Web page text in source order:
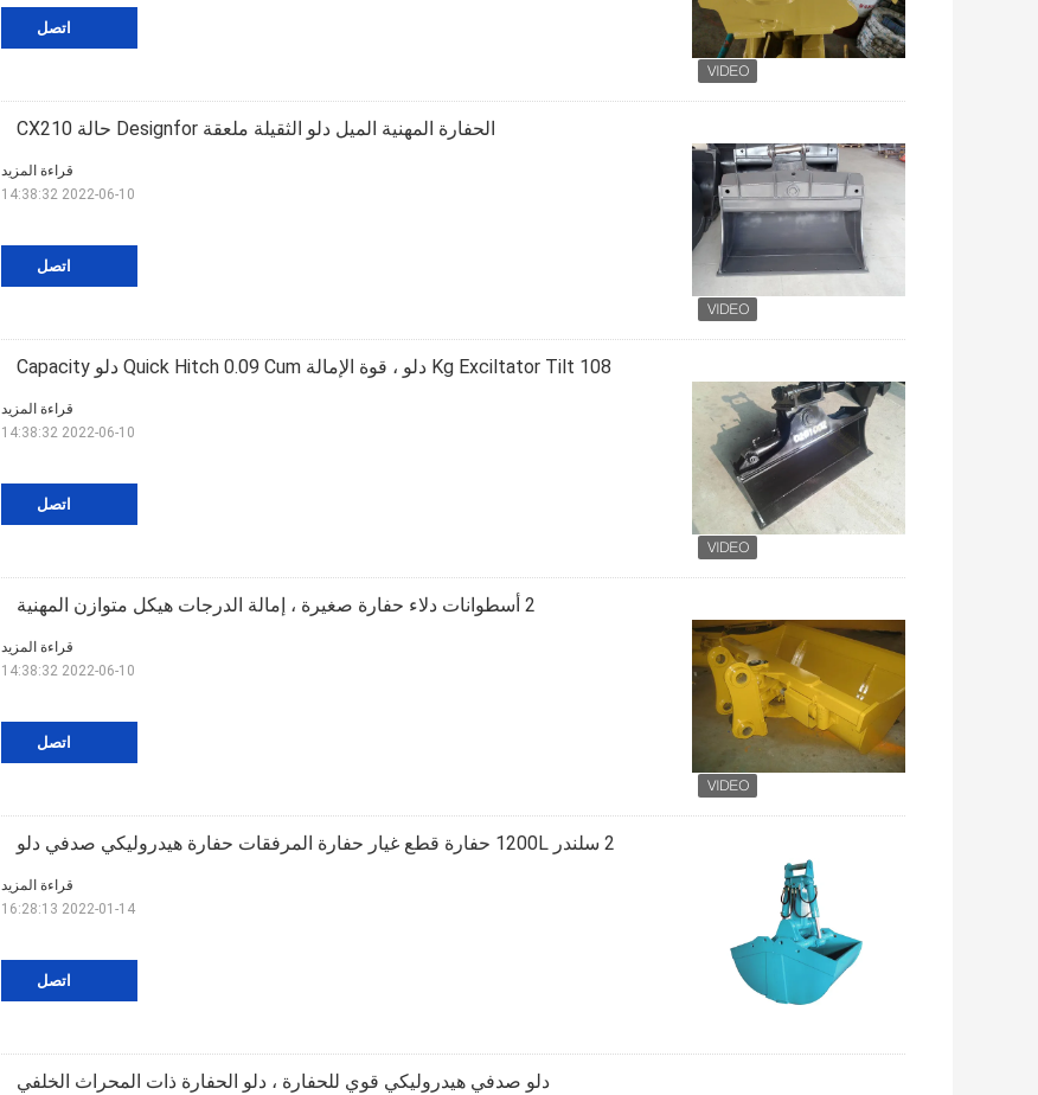
اتصل
الحفارة المهنية الميل دلو الثقيلة ملعقة Designfor حالة CX210
اتصل
قراءة المزيد
2022-06-10 14:38:32
108 Kg Exciltator Tilt دلو ، قوة الإمالة Quick Hitch 0.09 Cum دلو Capacity
اتصل
قراءة المزيد
2022-06-10 14:38:32
2 أسطوانات دلاء حفارة صغيرة ، إمالة الدرجات هيكل متوازن المهنية
اتصل
قراءة المزيد
2022-06-10 14:38:32
2 سلندر 1200L حفارة قطع غيار حفارة المرفقات حفارة هيدروليكي صدفي دلو
اتصل
قراءة المزيد
2022-01-14 16:28:13
دلو صدفي هيدروليكي قوي للحفارة ، دلو الحفارة ذات المحراث الخلفي